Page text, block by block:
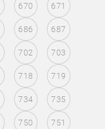
670 671
686 687
702 703
718 719
734 735
750 751